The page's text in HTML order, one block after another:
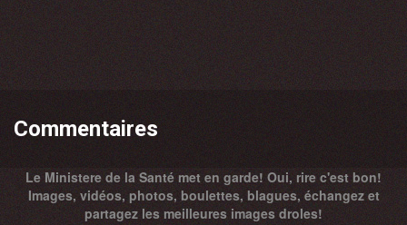
Commentaires
Le Ministere de la Santé met en garde! Oui, rire c'est bon!
Images, vidéos, photos, boulettes, blagues, échangez et
partagez les meilleures images droles!